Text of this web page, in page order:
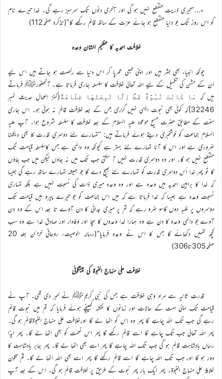
٭…’’تیری ذریت منقطع نہیں ہو گی اور آخری دنوں تک سرسبز رہے گی۔ خدا تیرے نام
کو اس روز تک جو دنیا منقطع ہو جائے عزت کے ساتھ قائم رکھے گا‘‘(تذکرہ صفحہ112)
خلافت احمدیہ کا عظیم الشان وعدہ
چونکہ انبیاء بھی بشر ہیں اور اپنی طبعی عمرپا کر اس دنیا سے رخصت ہو جاتے ہیں اس لیے
ان کے مشن کی تکمیل کے لیے اللہ تعالیٰ خلافت کا سلسلہ جاری فرماتا ہے۔ آنحضورﷺ فرماتے
ہیں کہ مَا كَانَتْ نُبُوَّةٌ قَطُّ اِلَّا تَبِعَتْهَا خِلَافَةٌ(کنز العمال حدیث نمبر
32246)کہ کوئی بھی نبوت ایسی نہیں گزری جس کے بعد خلافت قائم نہ ہوئی ہو۔ اس جاری
سنت کے مطابق حضرت مسیح موعود علیہ السلام کے بعد خلافت کا سلسلہ شروع ہوا۔ آپ علیہ
السلام جماعت کو خوشخبری دیتے ہوئے فرماتے ہیں: ’’تمہارے لئے دوسری قدرت کا بھی دیکھنا
ضروری ہے اور اس کا آنا تمہارے لئے بہتر ہے کیونکہ وہ دائمی ہے جس کاسلسلہ قیامت تک
منقطع نہیں ہو گا۔ اور وہ دوسری قدرت نہیں آ سکتی جب تک میں نہ جاؤں لیکن میں جب جاؤں
گا تو پھر خدا اُس دوسری قدرت کو تمہارے لئے بھیج دے گا جو ہمیشہ تمہارے ساتھ رہے گی جیسا
کہ خدا کا براہین احمدیہ میں وعدہ ہے اور وہ وعدہ میری ذات کی نسبت نہیں ہے بلکہ تمہاری
نسبت وعدہ ہے جیسا کہ خدا فرماتا ہے کہ میں اِس جماعت کو جو تیرے پَیرو ہیں قیامت تک
دوسروں پر غلبہ دوں گاسو ضرو رہے کہ تم پر میری جدائی کا دن آوے تا بعد اس کے وہ دن
آوے جو دائمی وعدہ کا دن ہے وہ ہمارا خدا وعدوں کا سچا اور وفادار اور صادق خدا ہے وہ سب
کچھ تمہیں دکھائے گا جس کا اس نے وعدہ فرمایا‘‘(رسالہ الوصیت، روحانی خزائن جلد 20
صفحہ305تا306)
خلافت علی منہاج النبوۃ کی پیشگوئی
قدرت ثانیہ سے مراد وہی خلافت ہے جس کی نبی کریمﷺ نے خبر دی تھی۔ آپ نے
قیامت تک اپنی امت کے حالات اور زمانوں کا نقشہ کھینچے ہوئے فرمایا کہ تم میں نبوت قائم
رہے گی جب تک اللہ چاہے گا پھر وہ اس کو اٹھا لے گا اورخلافت علی منہاج النبوۃقائم ہو گی۔
پھر اللہ تعالیٰ جب تک چاہے گا اسے قائم رکھے گا پھر اس نعمت کو بھی اٹھا لے گا۔ پھر ایذا
رساں بادشاہت قائم ہو گی جب تک اللہ چاہے گا پھر اسے بھی اٹھا لے گا۔ پھر جابر بادشاہت کا
دور ہو گا اور جب تک اللہ چاہے گا اسے قائم رکھے گا پھر اسے بھی اللہ اٹھا لے گا۔ ثم تكون
خلافة على منهاج النبوة۔ پھر ایک بار پھر نبوت کے طریق پر خلافت قائم ہو گی۔ اس کے بعد آپ